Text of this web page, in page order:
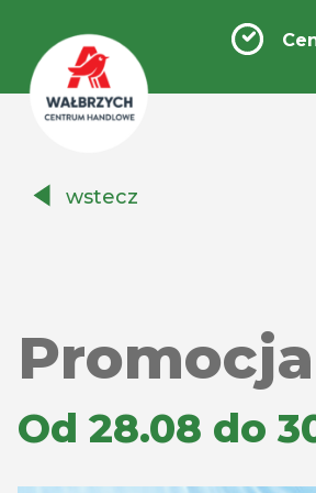
Handlowe
wstecz
Od 28.08 do